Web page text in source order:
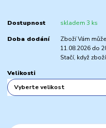
Dostupnost skladem 3 ks
Doba dodání
Zboží Vám
11.08.2026 do
Stačí, když
Velikosti